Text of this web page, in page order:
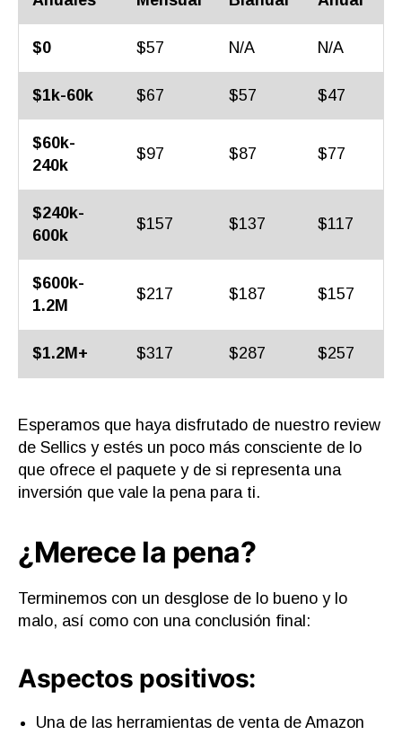
$0 $57 N/A N/A
$1k-60k $67 $57 $47
$60k-
240k
$97 $87 $77
$240k-
600k
$157 $137 $117
$600k-
1.2M
$217 $187 $157
$1.2M+ $317 $287 $257
Esperamos que haya disfrutado de nuestro review
de Sellics y estés un poco más consciente de lo
que ofrece el paquete y de si representa una
inversión que vale la pena para ti.
¿Merece la pena?
Terminemos con un desglose de lo bueno y lo
malo, así como con una conclusión final:
Aspectos positivos:
Una de las herramientas de venta de Amazon